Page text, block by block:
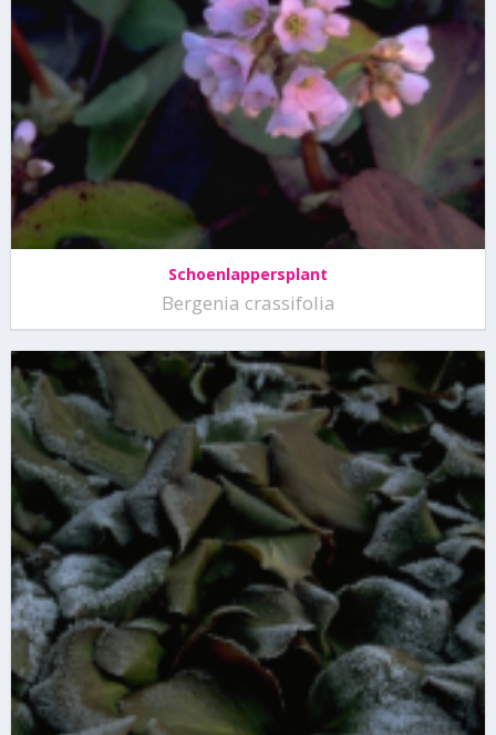
Schoenlappersplant
Bergenia crassifolia